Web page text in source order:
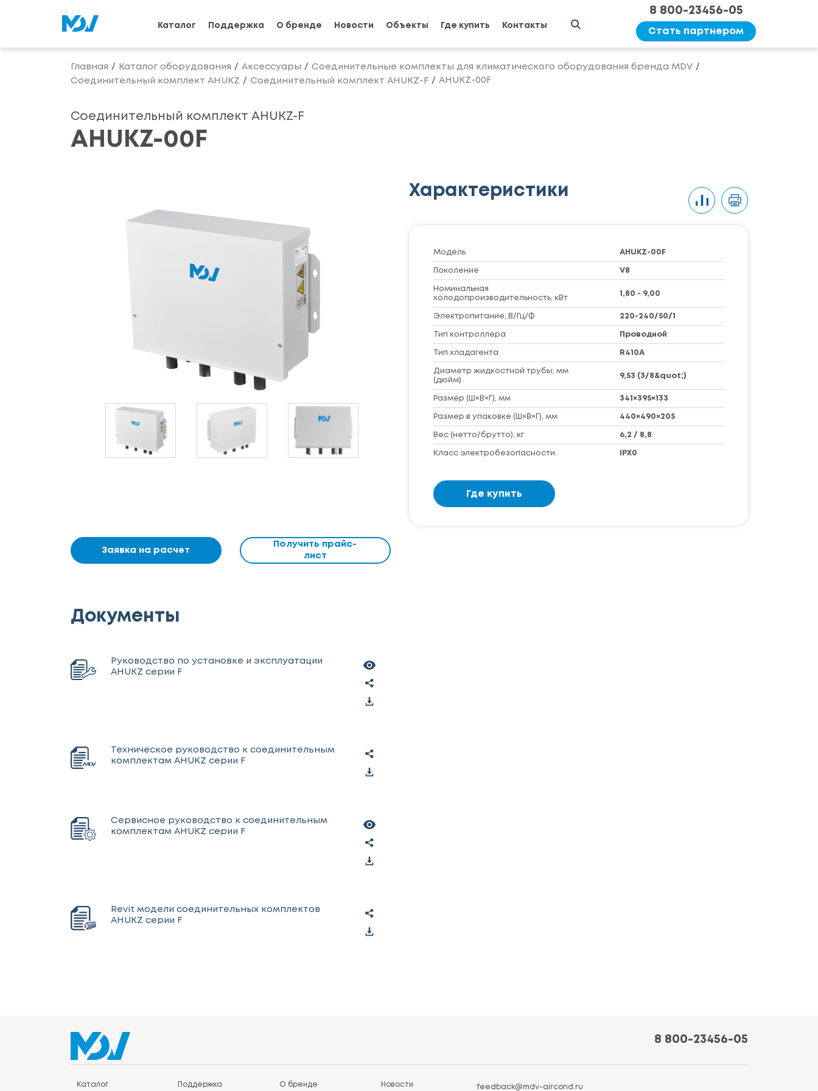
Каталог Поддержка О бренде Новости Объекты Где купить Контакты
8 800-23456-05
Стать партнером
Главная Каталог оборудования Аксессуары
Соединительные комплекты для климатического оборудования бренда MDV
Соединительный комплект AHUKZ
Cоединительный комплект AHUKZ-F AHUKZ-00F
Cоединительный комплект AHUKZ-F
AHUKZ-00F
Заявка на расчет
Получить прайс-
лист
Характеристики
Модель AHUKZ-00F
Поколение V8
Номинальная
холодопроизводительность, кВт
1,80 - 9,00
Электропитание, В/Гц/Ф 220-240/50/1
Тип контроллера Проводной
Тип хладагента R410A
Диаметр жидкостной трубы, мм
(дюйм)
9,53 (3/8&quot;)
Размер (Ш×В×Г), мм 341×395×133
Размер в упаковке (Ш×В×Г), мм 440×490×205
Вес (нетто/брутто), кг 6,2 / 8,8
Класс электробезопасности IPX0
Где купить
Документы
Руководство по установке и эксплуатации
AHUKZ серии F
Техническое руководство к соединительным
комплектам AHUKZ серии F
Сервисное руководство к соединительным
комплектам AHUKZ серии F
Revit модели соединительных комплектов
AHUKZ серии F
8 800-23456-05
Каталог Поддержка О бренде Новости feedback@mdv-aircond.ru